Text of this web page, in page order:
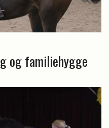
og familiehygge